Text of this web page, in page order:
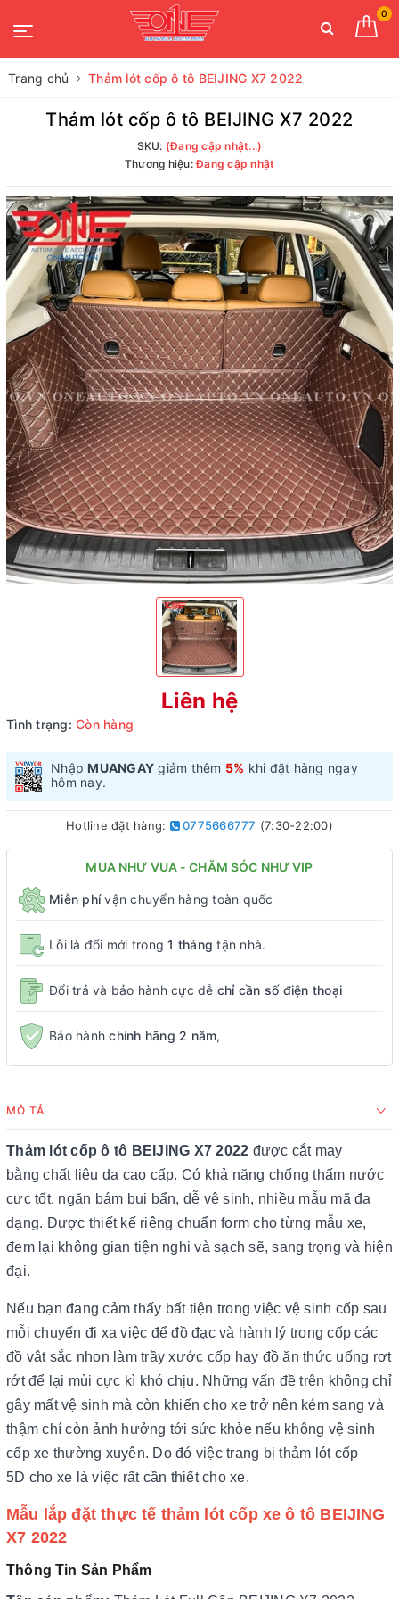
0
Trang chủ Thảm lót cốp ô tô BEIJING X7 2022
Thảm lót cốp ô tô BEIJING X7 2022
SKU: (Đang cập nhật...)
Thương hiệu:Đang cập nhật
Liên hệ
Tình trạng: Còn hàng
Nhập MUANGAY giảm thêm 5% khi đặt hàng ngay
hôm nay.
Hotline đặt hàng: 0775666777 (7:30-22:00)
MUA NHƯ VUA - CHĂM SÓC NHƯ VIP
Miễn phívận chuyển hàng toàn quốc
Lỗi là đổi mới trong1 tháng tận nhà.
Đổi trả và bảo hành cực dễ chỉ cần số điện thoại
Bảo hànhchính hãng 2 năm,
MÔ TẢ
Thảm lót cốp ô tô BEIJING X7 2022 được cắt may
bằng chất liệu da cao cấp. Có khả năng chống thấm nước
cực tốt, ngăn bám bụi bẩn, dễ vệ sinh, nhiều mẫu mã đa
dạng. Được thiết kế riêng chuẩn form cho từng mẫu xe,
đem lại không gian tiện nghi và sạch sẽ, sang trọng và hiện
đại.
Nếu bạn đang cảm thấy bất tiện trong việc vệ sinh cốp sau
mỗi chuyến đi xa việc để đồ đạc và hành lý trong cốp các
đồ vật sắc nhọn làm trầy xước cốp hay đồ ăn thức uống rơt
rớt để lại mùi cực kì khó chịu. Những vấn đề trên không chỉ
gây mất vệ sinh mà còn khiến cho xe trở nên kém sang và
thậm chí còn ảnh hưởng tới sức khỏe nếu không vệ sinh
cốp xe thường xuyên. Do đó việc trang bị thảm lót cốp
5D cho xe là việc rất cần thiết cho xe.
Mẫu lắp đặt thực tế thảm lót cốp xe ô tô BEIJING
X7 2022
Thông Tin Sản Phẩm